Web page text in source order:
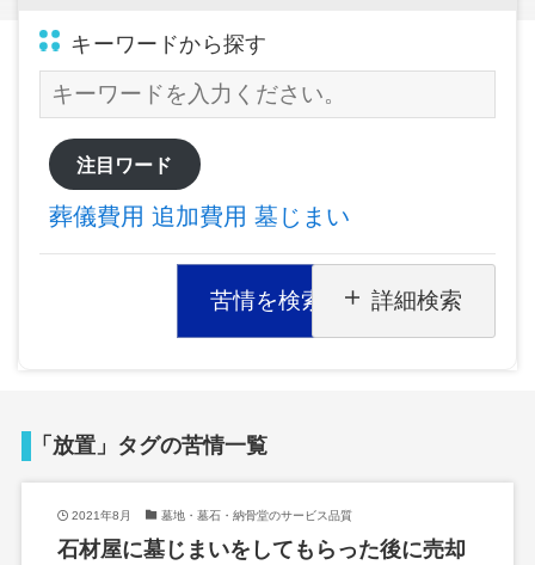
キーワードから探す
注目ワード
葬儀費用 追加費用 墓じまい
苦情を検索 詳細検索
「放置」タグの苦情一覧
2021年8月 墓地・墓石・納骨堂のサービス品質
石材屋に墓じまいをしてもらった後に売却